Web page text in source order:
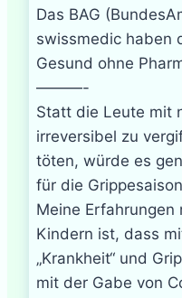
Das BAG
swissmedic haben
Gesund ohne
———-
Statt die Leute mit
irreversibel zu
töten, würde es
für die
Meine
Kindern ist, dass
„Krankheit“ und
mit der Gabe von